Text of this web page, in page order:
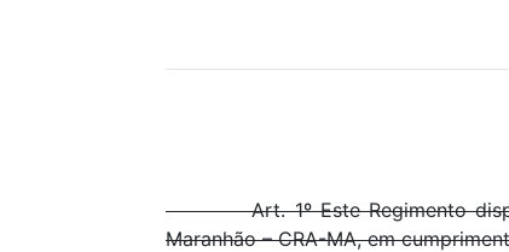
Art. 1º Este Regimento dispõe
Maranhão – CRA-MA, em